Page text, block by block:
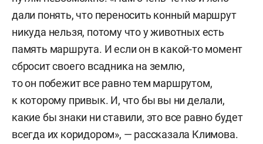
дали понять, что переносить конный маршрут
никуда нельзя, потому что у животных есть
память маршрута. И если он в какой-то момент
сбросит своего всадника на землю,
то он побежит все равно тем маршрутом,
к которому привык. И, что бы вы ни делали,
какие бы знаки ни ставили, это все равно будет
всегда их коридором», — рассказала Климова.